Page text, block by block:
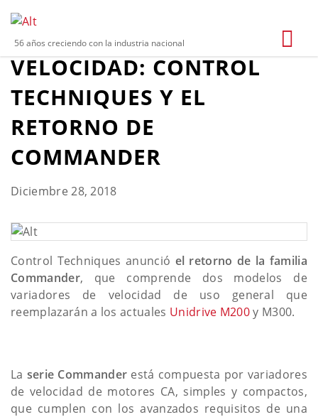
56 años creciendo con la industria nacional
VARIADORES DE
VELOCIDAD: CONTROL
TECHNIQUES Y EL
RETORNO DE
COMMANDER
Diciembre 28, 2018
Control Techniques anunció el retorno de la familia
Commander, que comprende dos modelos de
variadores de velocidad de uso general que
reemplazarán a los actuales Unidrive M200y M300.
La serie Commander está compuesta por variadores
de velocidad de motores CA, simples y compactos,
que cumplen con los avanzados requisitos de una